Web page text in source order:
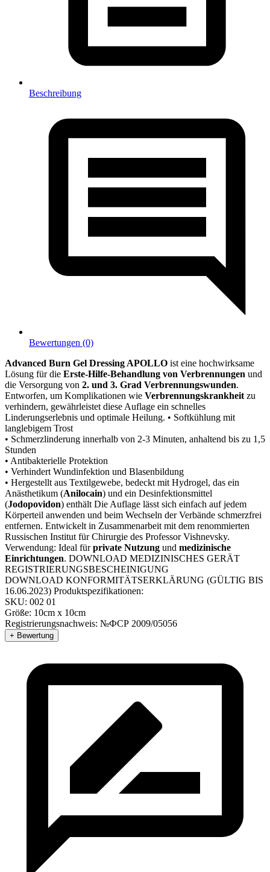
Beschreibung
Bewertungen (0)
Advanced Burn Gel Dressing APOLLO ist eine hochwirksame
Lösung für die Erste-Hilfe-Behandlung von Verbrennungen und
die Versorgung von 2. und 3. Grad Verbrennungswunden.
Entworfen, um Komplikationen wie Verbrennungskrankheit zu
verhindern, gewährleistet diese Auflage ein schnelles
Linderungserlebnis und optimale Heilung. • Softkühlung mit
langlebigem Trost
• Schmerzlinderung innerhalb von 2-3 Minuten, anhaltend bis zu 1,5
Stunden
• Antibakterielle Protektion
• Verhindert Wundinfektion und Blasenbildung
• Hergestellt aus Textilgewebe, bedeckt mit Hydrogel, das ein
Anästhetikum (Anilocain) und ein Desinfektionsmittel
(Jodopovidon) enthält Die Auflage lässt sich einfach auf jedem
Körperteil anwenden und beim Wechseln der Verbände schmerzfrei
entfernen. Entwickelt in Zusammenarbeit mit dem renommierten
Russischen Institut für Chirurgie des Professor Vishnevsky.
Verwendung: Ideal fürprivate Nutzung und medizinische
Einrichtungen. DOWNLOAD MEDIZINISCHES GERÄT
REGISTRIERUNGSBESCHEINIGUNG
DOWNLOAD KONFORMITÄTSERKLÄRUNG (GÜLTIG BIS
16.06.2023) Produktspezifikationen:
SKU: 002 01
Größe: 10cm x 10cm
Registrierungsnachweis: №ФСР 2009/05056
+ Bewertung